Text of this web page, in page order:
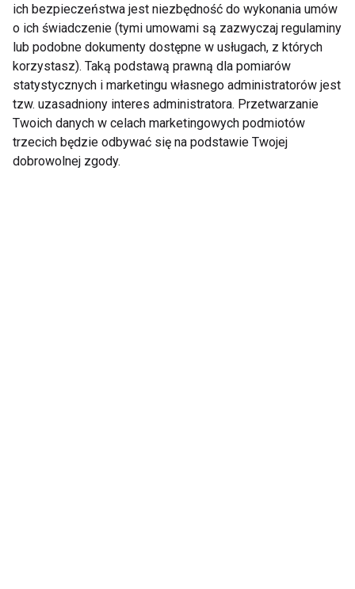
Nie przegap nowości ze
świata FIT!
Zapisz się do naszego newslettera
Wyrażam zgodę na otrzymywanie informacji
ich bezpieczeństwa jest niezbędność do wykonania umów
o ich świadczenie (tymi umowami są zazwyczaj regulaminy
lub podobne dokumenty dostępne w usługach, z których
korzystasz). Taką podstawą prawną dla pomiarów
statystycznych i marketingu własnego administratorów jest
tzw. uzasadniony interes administratora. Przetwarzanie
Twoich danych w celach marketingowych podmiotów
trzecich będzie odbywać się na podstawie Twojej
dobrowolnej zgody.